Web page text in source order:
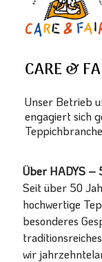
CARE &
Unser Betrieb
engagiert sich
Über HADYS –
Seit über 50
hochwertige
besonderes
wir